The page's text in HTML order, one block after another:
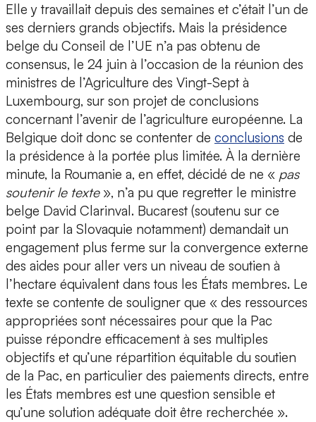
Elle y travaillait depuis des semaines et c’était l’un de
ses derniers grands objectifs. Mais la présidence
belge du Conseil de l’UE n’a pas obtenu de
consensus, le 24 juin à l’occasion de la réunion des
ministres de l’Agriculture des Vingt-Sept à
Luxembourg, sur son projet de conclusions
concernant l’avenir de l’agriculture européenne. La
Belgique doit donc se contenter de conclusions de
la présidence à la portée plus limitée. À la dernière
minute, la Roumanie a, en effet, décidé de ne « pas
soutenir le texte», n’a pu que regretter le ministre
belge David Clarinval. Bucarest (soutenu sur ce
point par la Slovaquie notamment) demandait un
engagement plus ferme sur la convergence externe
des aides pour aller vers un niveau de soutien à
l’hectare équivalent dans tous les États membres. Le
texte se contente de souligner que « des ressources
appropriées sont nécessaires pour que la Pac
puisse répondre efficacement à ses multiples
objectifs et qu’une répartition équitable du soutien
de la Pac, en particulier des paiements directs, entre
les États membres est une question sensible et
qu’une solution adéquate doit être recherchée ».